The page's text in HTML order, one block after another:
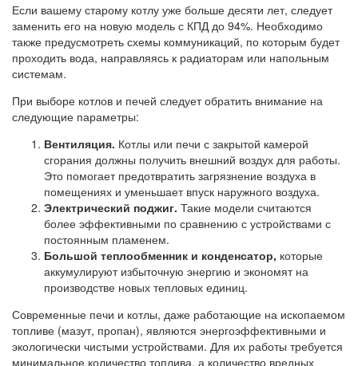
Если вашему старому котлу уже больше десяти лет, следует
заменить его на новую модель с КПД до 94%. Необходимо
также предусмотреть схемы коммуникаций, по которым будет
проходить вода, направляясь к радиаторам или напольным
системам.
При выборе котлов и печей следует обратить внимание на
следующие параметры:
Вентиляция. Котлы или печи с закрытой камерой
сгорания должны получить внешний воздух для работы.
Это помогает предотвратить загрязнение воздуха в
помещениях и уменьшает впуск наружного воздуха.
Электрический поджиг. Такие модели считаются
более эффективными по сравнению с устройствами с
постоянным пламенем.
Большой теплообменник и конденсатор, которые
аккумулируют избыточную энергию и экономят на
производстве новых тепловых единиц.
Современные печи и котлы, даже работающие на ископаемом
топливе (мазут, пропан), являются энергоэффективными и
экологически чистыми устройствами. Для их работы требуется
минимальное количество топлива, а количество вредных